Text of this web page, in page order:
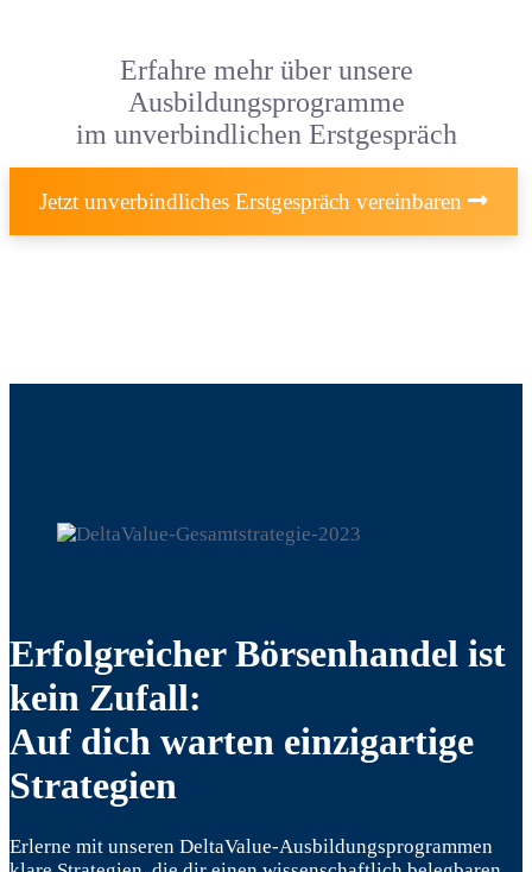
Erfahre mehr über unsere
Ausbildungsprogramme
im unverbindlichen Erstgespräch
Jetzt unverbindliches Erstgespräch vereinbaren
Erfolgreicher Börsenhandel ist
kein Zufall:
Auf dich warten einzigartige
Strategien
Erlerne mit unseren DeltaValue-Ausbildungsprogrammen